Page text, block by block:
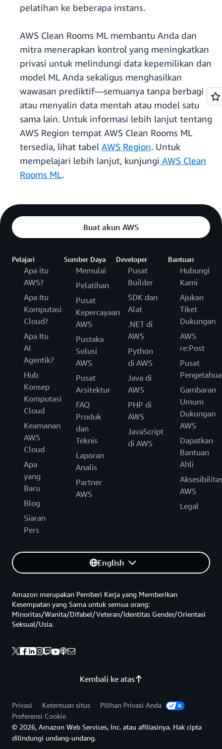
pelatihan ke beberapa instans.
AWS Clean Rooms ML membantu Anda dan
mitra menerapkan kontrol yang meningkatkan
privasi untuk melindungi data kepemilikan dan
model ML Anda sekaligus menghasilkan
wawasan prediktif—semuanya tanpa berbagi
atau menyalin data mentah atau model satu
sama lain. Untuk informasi lebih lanjut tentang
AWS Region tempat AWS Clean Rooms ML
tersedia, lihat tabel AWS Region. Untuk
mempelajari lebih lanjut, kunjungi AWS Clean
Rooms ML.
Buat akun AWS
Pelajari
Apa itu
AWS?
Apa Itu
Komputasi
Cloud?
Apa Itu
AI
Agentik?
Hub
Konsep
Komputasi
Cloud
Keamanan
AWS
Cloud
Apa
yang
Baru
Blog
Siaran
Pers
Sumber Daya
Memulai
Pelatihan
Pusat
Kepercayaan
AWS
Pustaka
Solusi
AWS
Pusat
Arsitektur
FAQ
Produk
dan
Teknis
Laporan
Analis
Partner
AWS
Developer
Pusat
Builder
SDK dan
Alat
.NET di
AWS
Python
di AWS
Java di
AWS
PHP di
AWS
JavaScript
di AWS
Bantuan
Hubungi
Kami
Ajukan
Tiket
Dukungan
AWS
re:Post
Pusat
Gambaran
Umum
Dukungan
AWS
Dapatkan
Bantuan
Ahli
AWS
Legal
English
Kembali ke atas
Amazon merupakan Pemberi Kerja yang Memberikan
Kesempatan yang Sama untuk semua orang:
Minoritas/Wanita/Difabel/Veteran/Identitas Gender/Orientasi
Seksual/Usia.
Privasi Ketentuan situs
Pilihan Privasi Anda
Preferensi Cookie
© 2026, Amazon Web Services, Inc. atau afiliasinya. Hak cipta
dilindungi undang-undang.